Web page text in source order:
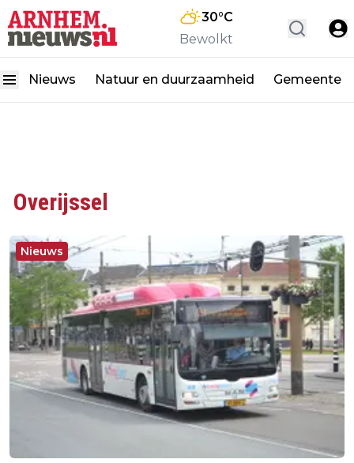
30°C
Bewolkt
Nieuws Natuur en duurzaamheid Gemeente
Overijssel
Nieuws